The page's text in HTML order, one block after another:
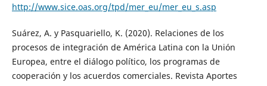
http://www.sice.oas.org/tpd/mer_eu/mer_eu_s.asp
Suárez, A. y Pasquariello, K. (2020). Relaciones de los
procesos de integración de América Latina con la Unión
Europea, entre el diálogo político, los programas de
cooperación y los acuerdos comerciales. Revista Aportes